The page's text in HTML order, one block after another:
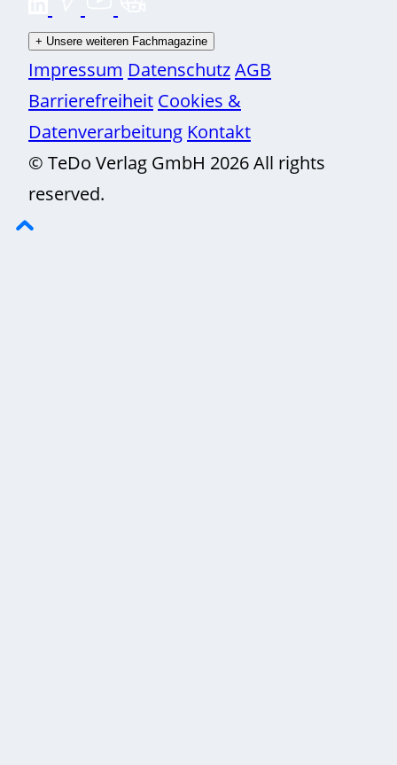
+ Unsere weiteren Fachmagazine
Impressum DatenschutzAGB
Barrierefreiheit Cookies &
Datenverarbeitung Kontakt
© TeDo Verlag GmbH 2026 All rights
reserved.